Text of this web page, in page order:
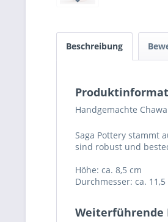
Beschreibung
Handgemachte
Saga Pottery stammt
sind robust und
Höhe: ca. 8,5 cm
Durchmesser: ca. 11,5
Weiterführende